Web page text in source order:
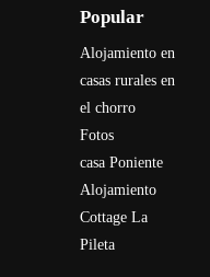
Popular
Alojamiento en
casas rurales en
el chorro
Fotos
casa Poniente
Alojamiento
Cottage La
Pileta